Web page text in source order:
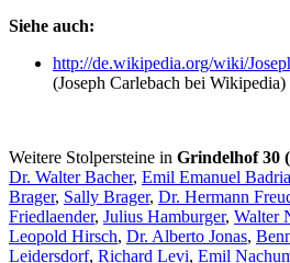
Siehe auch:
http://de.wikipedia.org/wiki/
(Joseph Carlebach bei Wikipedia)
Weitere Stolpersteine in Grindelhof 30
Dr. Walter Bacher, Emil Emanuel
Brager, Sally Brager, Dr. Hermann
Friedlaender, Julius Hamburger, Walter
Leopold Hirsch, Dr. Alberto Jonas,
Leidersdorf, Richard Levi, Emil